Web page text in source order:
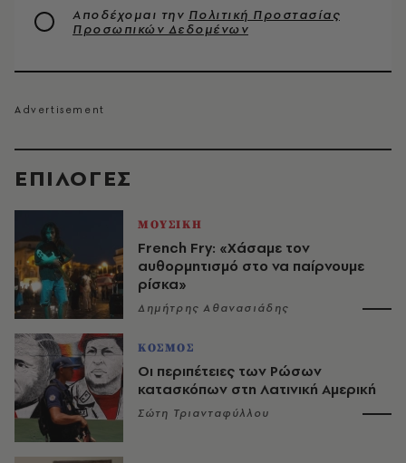
EΠΙΛΟΓΈΣ
ΜΟΥΣΙΚΗ
French Fry: «Χάσαμε τον
αυθορμητισμό στο να παίρνουμε
ρίσκα»
Δημήτρης Αθανασιάδης
ΚΟΣΜΟΣ
Οι περιπέτειες των Ρώσων
κατασκόπων στη Λατινική Αμερική
Σώτη Τριανταφύλλου
Αποδέχομαι την Πολιτική Προστασίας
Προσωπικών Δεδομένων